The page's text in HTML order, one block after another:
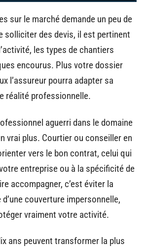
sur le marché demande un peu de
solliciter des devis, il est pertinent
les types de chantiers
encourus. Plus votre dossier
l’assureur pourra adapter sa
réalité professionnelle.
aguerri dans le domaine
vrai plus. Courtier ou conseiller en
vers le bon contrat, celui qui
entreprise ou à la spécificité de
accompagner, c’est éviter la
couverture impersonnelle,
vraiment votre activité.
ans peuvent transformer la plus